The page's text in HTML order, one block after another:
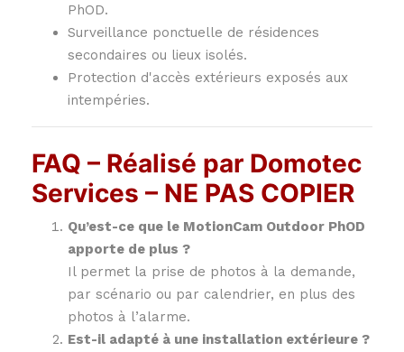
PhOD.
Surveillance ponctuelle de résidences
secondaires ou lieux isolés.
Protection d'accès extérieurs exposés aux
intempéries.
FAQ – Réalisé par Domotec
Services – NE PAS COPIER
Qu’est-ce que le MotionCam Outdoor PhOD
apporte de plus ?
Il permet la prise de photos à la demande,
par scénario ou par calendrier, en plus des
photos à l’alarme.
Est-il adapté à une installation extérieure ?